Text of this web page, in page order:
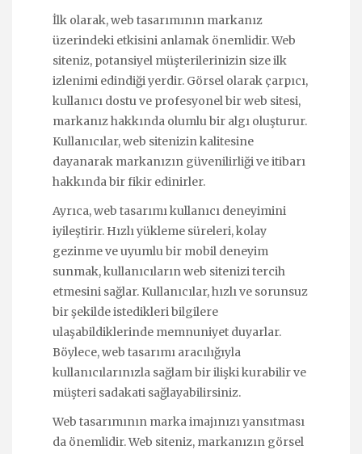
İlk olarak, web tasarımının markanız
üzerindeki etkisini anlamak önemlidir. Web
siteniz, potansiyel müşterilerinizin size ilk
izlenimi edindiği yerdir. Görsel olarak çarpıcı,
kullanıcı dostu ve profesyonel bir web sitesi,
markanız hakkında olumlu bir algı oluşturur.
Kullanıcılar, web sitenizin kalitesine
dayanarak markanızın güvenilirliği ve itibarı
hakkında bir fikir edinirler.
Ayrıca, web tasarımı kullanıcı deneyimini
iyileştirir. Hızlı yükleme süreleri, kolay
gezinme ve uyumlu bir mobil deneyim
sunmak, kullanıcıların web sitenizi tercih
etmesini sağlar. Kullanıcılar, hızlı ve sorunsuz
bir şekilde istedikleri bilgilere
ulaşabildiklerinde memnuniyet duyarlar.
Böylece, web tasarımı aracılığıyla
kullanıcılarınızla sağlam bir ilişki kurabilir ve
müşteri sadakati sağlayabilirsiniz.
Web tasarımının marka imajınızı yansıtması
da önemlidir. Web siteniz, markanızın görsel